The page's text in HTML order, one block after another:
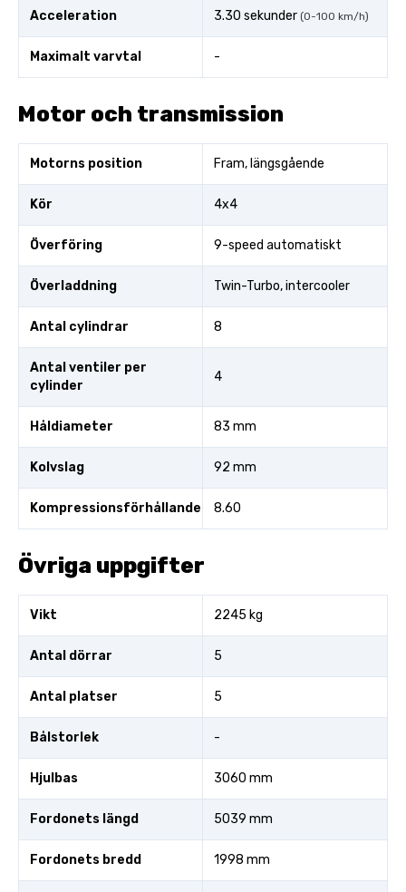
Acceleration 3.30 sekunder (0-100 km/h)
Maximalt varvtal -
Motor och transmission
Motorns position Fram, längsgående
Kör 4x4
Överföring 9-speed automatiskt
Överladdning Twin-Turbo, intercooler
Antal cylindrar 8
Antal ventiler per
cylinder
4
Håldiameter 83 mm
Kolvslag 92 mm
Kompressionsförhållande 8.60
Övriga uppgifter
Vikt 2245 kg
Antal dörrar 5
Antal platser 5
Bålstorlek -
Hjulbas 3060 mm
Fordonets längd 5039 mm
Fordonets bredd 1998 mm